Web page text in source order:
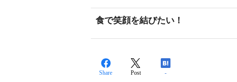
食で笑顔を結びたい！
Share Post -